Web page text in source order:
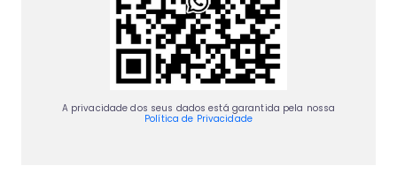
A privacidade dos seus dados está garantida pela nossa
Política de Privacidade